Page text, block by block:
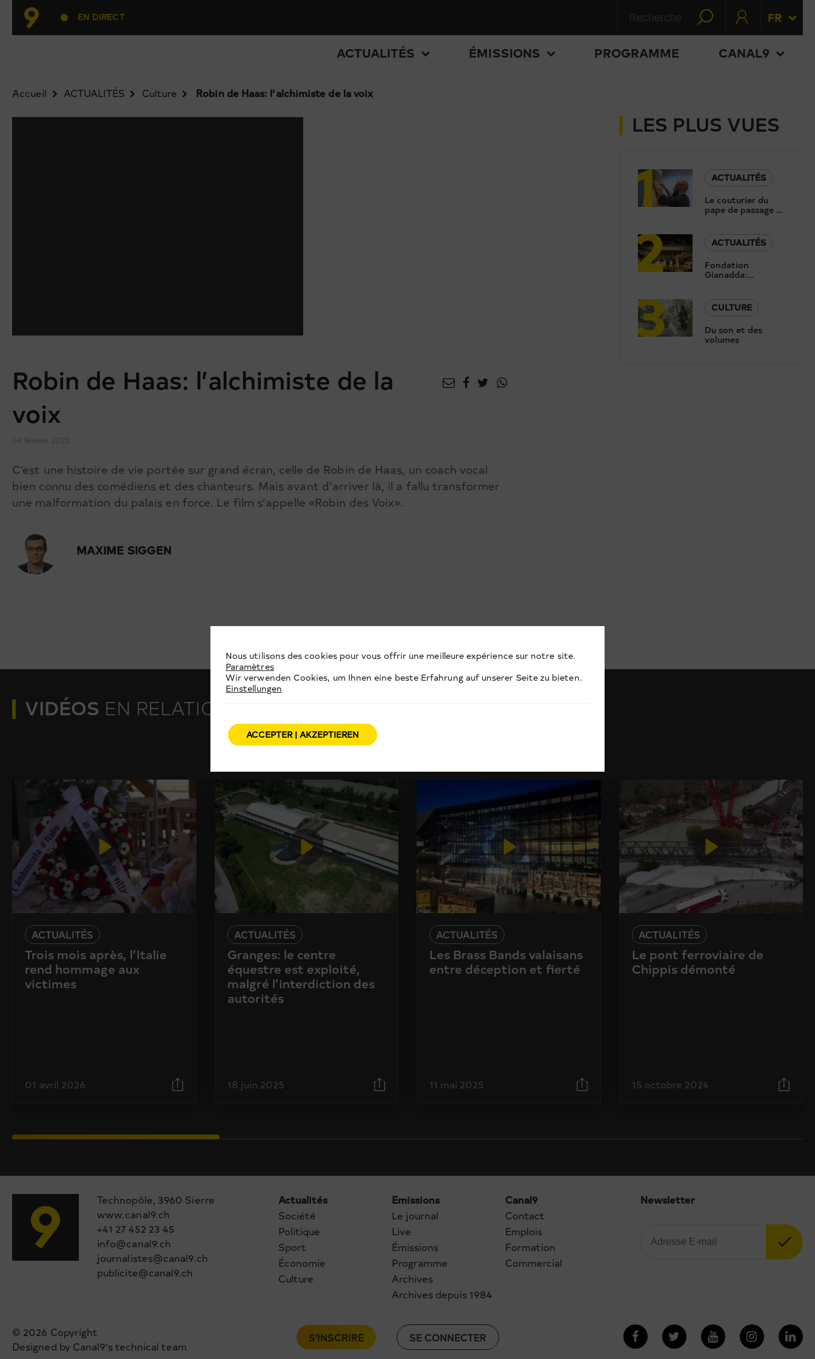
EN DIRECT FR
ACTUALITÉS ÉMISSIONS PROGRAMME CANAL9
Accueil ACTUALITÉS Culture Robin de Haas: l’alchimiste de la voix
Robin de Haas: l’alchimiste de la
voix
C’est une histoire de vie portée sur grand écran, celle de Robin de Haas, un coach vocal
bien connu des comédiens et des chanteurs. Mais avant d’arriver là, il a fallu transformer
une malformation du palais en force. Le film s’appelle «Robin des Voix».
MAXIME SIGGEN
LES PLUS VUES
1
ACTUALITÉS
Le couturier du
pape de passage à
Sion: «Le moteur
2
ACTUALITÉS
Fondation
Gianadda:
et présentation de
la nouvelle saison
3
CULTURE
Du son et des
volumes
VIDÉOS EN RELATION
ACTUALITÉS
Trois mois après, l’Italie
rend hommage aux
victimes
01 avril 2026
ACTUALITÉS
Granges: le centre
équestre est exploité,
malgré l’interdiction des
autorités
18 juin 2025
ACTUALITÉS
Les Brass Bands valaisans
entre déception et fierté
11 mai 2025
ACTUALITÉS
Le pont ferroviaire de
Chippis démonté
15 octobre 2024
Technopôle, 3960 Sierre
www.canal9.ch
+41 27 452 23 45
info@canal9.ch
journalistes@canal9.ch
publicite@canal9.ch
Actualités
Société
Politique
Sport
Économie
Culture
Emissions
Le journal
Live
Émissions
Programme
Archives
Archives depuis 1984
Canal9
Contact
Emplois
Formation
Commercial
Newsletter
© 2026 Copyright
Designed by Canal9's technical team
S'INSCRIRE SE CONNECTER
Nous utilisons des cookies pour vous offrir une meilleure expérience sur notre site.
Paramètres
Wir verwenden Cookies, um Ihnen eine beste Erfahrung auf unserer Seite zu bieten.
Einstellungen
ACCEPTER | AKZEPTIEREN